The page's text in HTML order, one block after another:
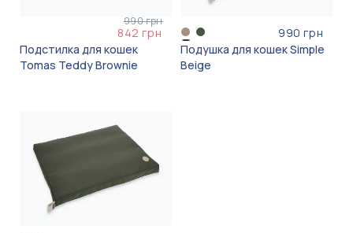
990 грн
842 грн
Подстилка для кошек
Tomas Teddy Brownie
990 грн
Подушка для кошек Simple
Beige